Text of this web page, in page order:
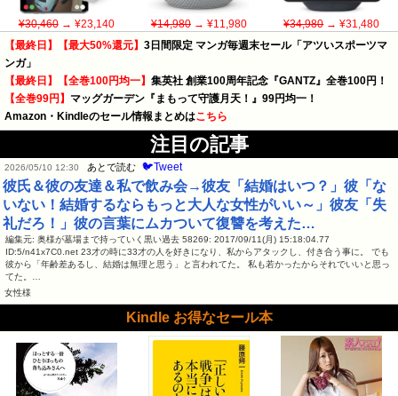
¥30,460→ ¥23,140 ¥14,980→ ¥11,980 ¥34,980→ ¥31,480
【最終日】【最大50%還元】 3日間限定 マンガ毎週末セール「アツいスポーツマ
ンガ」
【最終日】【全巻100円均一】 集英社 創業100周年記念『GANTZ』全巻100円！
【全巻99円】 マッグガーデン『まもって守護月天！』99円均一！
Amazon・Kindleのセール情報まとめはこちら
注目の記事
2026/05/10 12:30 あとで読む 🐦Tweet
彼氏＆彼の友達＆私で飲み会→彼友「結婚はいつ？」彼「な
いない！結婚するならもっと大人な女性がいい～」彼友「失
礼だろ！」彼の言葉にムカついて復讐を考えた…
編集元: 奥様が墓場まで持っていく黒い過去 58269: 2017/09/11(月) 15:18:04.77
ID:5/n41x7C0.net 23才の時に33才の人を好きになり、私からアタックし、付き合う事に。 でも
彼から「年齢差あるし、結婚は無理と思う」と言われてた。 私も若かったからそれでいいと思っ
てた。…
女性様
Kindle お得なセール本